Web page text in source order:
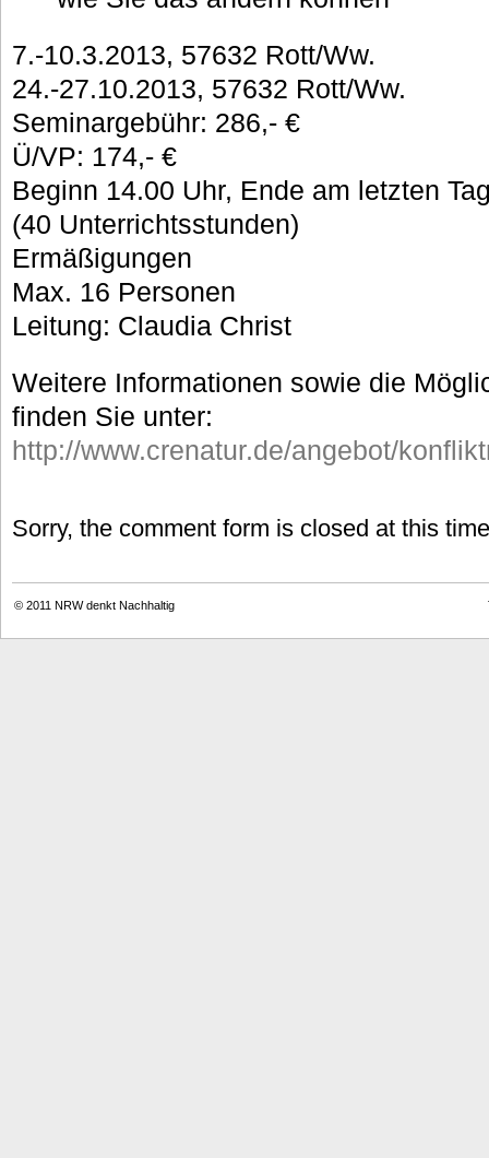
7.-10.3.2013, 57632 Rott/Ww.
24.-27.10.2013, 57632 Rott/Ww.
Seminargebühr: 286,- €
Ü/VP: 174,- €
Beginn 14.00 Uhr, Ende am letzten
(40 Unterrichtsstunden)
Ermäßigungen
Max. 16 Personen
Leitung: Claudia Christ
Weitere Informationen sowie die
finden Sie unter:
http://www.crenatur.de/angebot/
Sorry, the comment form is closed at this
© 2011 NRW denkt Nachhaltig